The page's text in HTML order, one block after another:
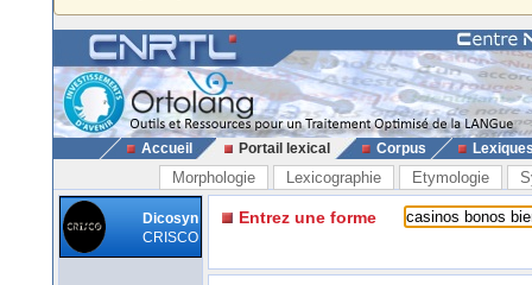
Accueil Portail lexical Corpus
Morphologie Lexicographie Etymologie
Dicosyn
CRISCO
Entrez une forme